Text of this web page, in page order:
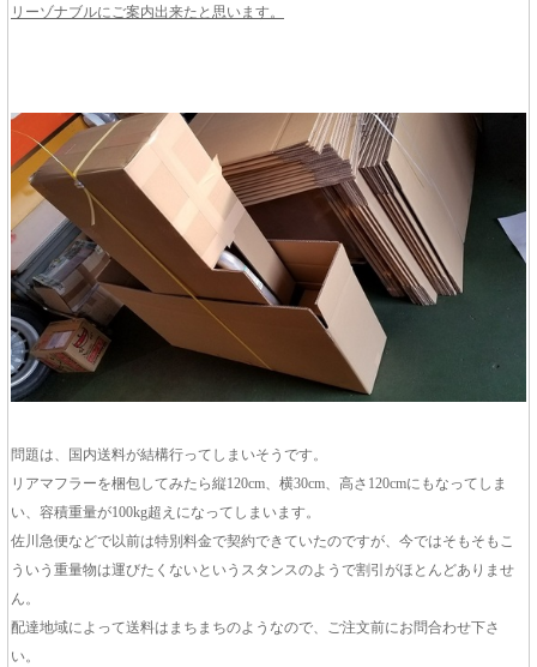
リーゾナブルにご案内出来たと思います。
問題は、国内送料が結構行ってしまいそうです。
リアマフラーを梱包してみたら縦120cm、横30cm、高さ120cmにもなってしま
い、容積重量が100kg超えになってしまいます。
佐川急便などで以前は特別料金で契約できていたのですが、今ではそもそもこ
ういう重量物は運びたくないというスタンスのようで割引がほとんどありませ
ん。
配達地域によって送料はまちまちのようなので、ご注文前にお問合わせ下さ
い。